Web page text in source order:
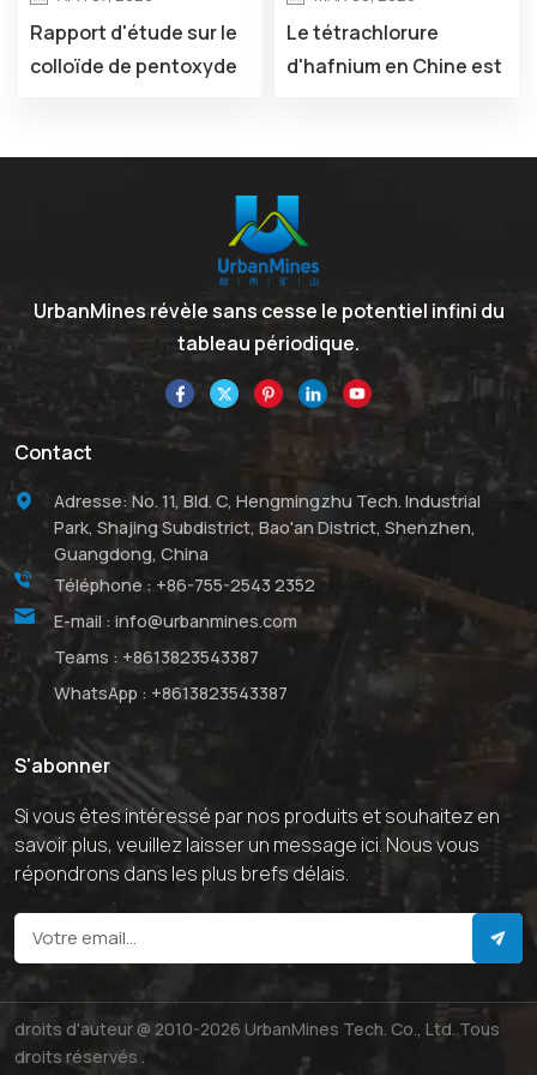
Rapport d'étude sur le
colloïde de pentoxyde
Le tétrachlorure
d'hafnium en Chine est
UrbanMines révèle sans cesse le potentiel infini du
tableau périodique.
Contact
Adresse: No. 11, Bld. C, Hengmingzhu Tech. Industrial
Park, Shajing Subdistrict, Bao'an District, Shenzhen,
Guangdong, China
Téléphone : +86-755-2543 2352
E-mail : info@urbanmines.com
Teams : +8613823543387
WhatsApp : +8613823543387
S'abonner
Si vous êtes intéressé par nos produits et souhaitez en
savoir plus, veuillez laisser un message ici. Nous vous
répondrons dans les plus brefs délais.
droits d'auteur @ 2010-2026 UrbanMines Tech. Co., Ltd. Tous
droits réservés .